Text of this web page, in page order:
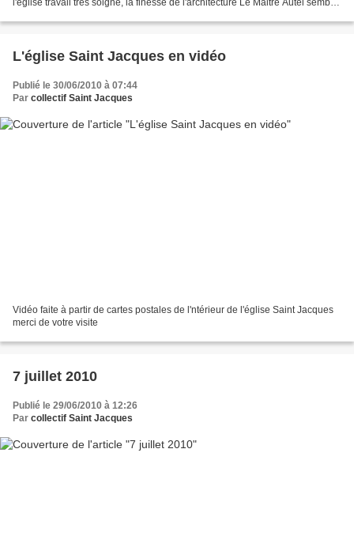
l'église travail très soigné, la finesse de l'architecture Le Maitre Autel semble
L'église Saint Jacques en vidéo
Publié le 30/06/2010 à 07:44
Par collectif Saint Jacques
Vidéo faite à partir de cartes postales de l'ntérieur de l'église Saint Jacques
merci de votre visite
7 juillet 2010
Publié le 29/06/2010 à 12:26
Par collectif Saint Jacques